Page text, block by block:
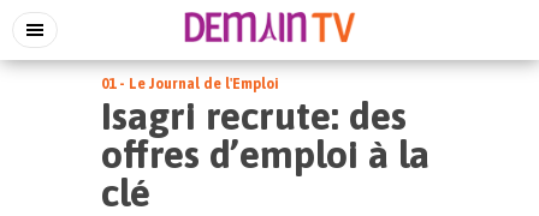
01 - Le Journal de l'Emploi
Isagri recrute: des
offres d’emploi à la
clé